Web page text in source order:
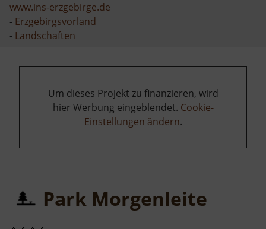
www.ins-erzgebirge.de
- Erzgebirgsvorland
- Landschaften
Um dieses Projekt zu finanzieren, wird
hier Werbung eingeblendet. Cookie-
Einstellungen ändern.
Park Morgenleite